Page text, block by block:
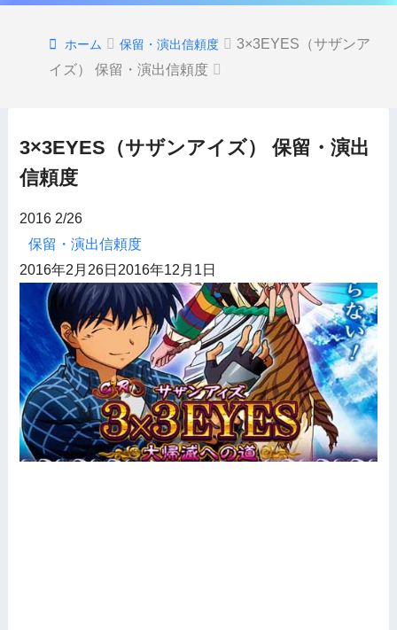
ホーム 保留・演出信頼度
3×3EYES（サザンア
イズ） 保留・演出信頼度
3×3EYES（サザンアイズ） 保留・演出
信頼度
2016 2/26
保留・演出信頼度
2016年2月26日 2016年12月1日